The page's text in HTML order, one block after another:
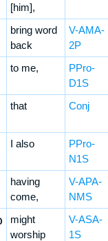
[him],
bring word
back
V-AMA-
2P
to me,
PPro-
D1S
that Conj
I also
PPro-
N1S
having
come,
V-APA-
NMS
might
worship
V-ASA-
1S